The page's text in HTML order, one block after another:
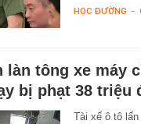
HỌC ĐƯỜNG -
làn tông xe máy
bị phạt 38 triệu
Tài xế ô tô